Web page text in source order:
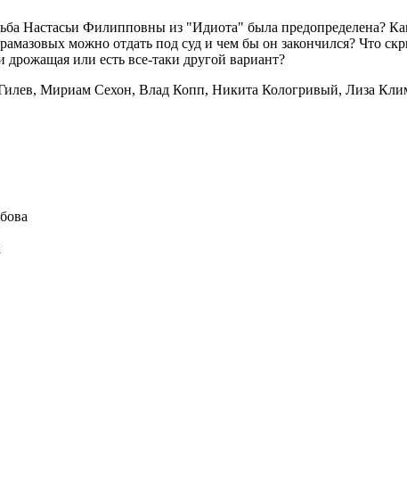
Настасьи Филипповны из "Идиота" была предопределена?
можно отдать под суд и чем бы он закончился? Что
или есть все-таки другой вариант?
Мириам Сехон, Влад Копп, Никита Кологривый, Лиза